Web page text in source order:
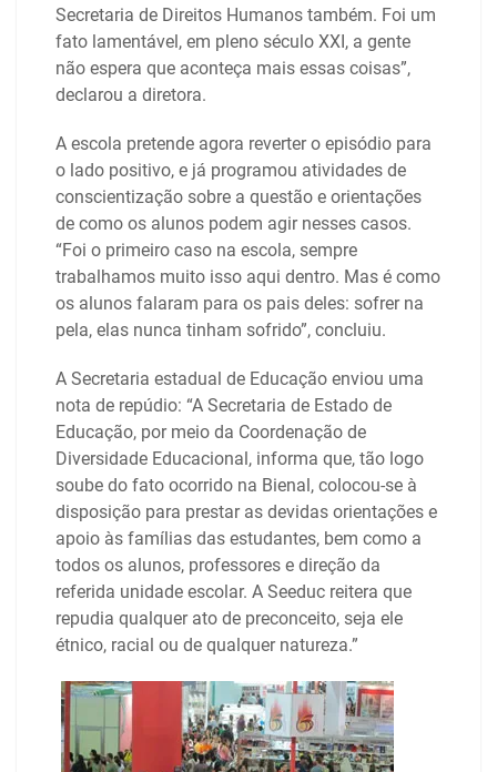
Secretaria de Direitos Humanos também. Foi um
fato lamentável, em pleno século XXI, a gente
não espera que aconteça mais essas coisas”,
declarou a diretora.
A escola pretende agora reverter o episódio para
o lado positivo, e já programou atividades de
conscientização sobre a questão e orientações
de como os alunos podem agir nesses casos.
“Foi o primeiro caso na escola, sempre
trabalhamos muito isso aqui dentro. Mas é como
os alunos falaram para os pais deles: sofrer na
pela, elas nunca tinham sofrido”, concluiu.
A Secretaria estadual de Educação enviou uma
nota de repúdio: “A Secretaria de Estado de
Educação, por meio da Coordenação de
Diversidade Educacional, informa que, tão logo
soube do fato ocorrido na Bienal, colocou-se à
disposição para prestar as devidas orientações e
apoio às famílias das estudantes, bem como a
todos os alunos, professores e direção da
referida unidade escolar. A Seeduc reitera que
repudia qualquer ato de preconceito, seja ele
étnico, racial ou de qualquer natureza.”